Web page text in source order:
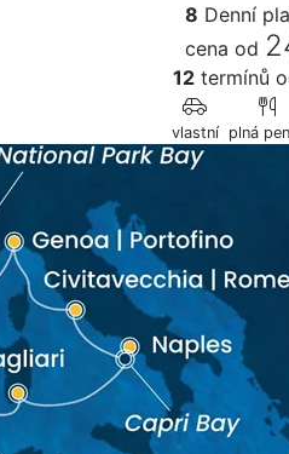
8 Denní
cena od
12 termínů
vlastní plná